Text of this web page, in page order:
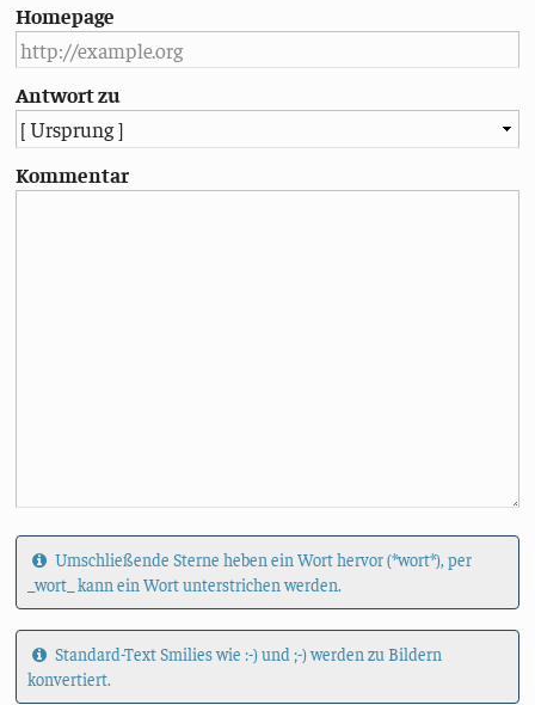
Homepage
Antwort zu
Kommentar
Umschließende Sterne heben ein Wort hervor (*wort*), per
_wort_ kann ein Wort unterstrichen werden.
Standard-Text Smilies wie :-) und ;-) werden zu Bildern
konvertiert.